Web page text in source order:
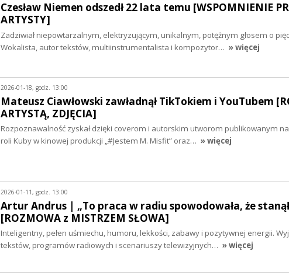
Czesław Niemen odszedł 22 lata temu [WSPOMNIENIE
ARTYSTY]
Zadziwiał niepowtarzalnym, elektryzującym, unikalnym, potężnym głosem o
Wokalista, autor tekstów, multiinstrumentalista i kompozytor… » więcej
2026-01-18, godz. 13:00
Mateusz Ciawłowski zawładnął TikTokiem i YouTubem
ARTYSTĄ, ZDJĘCIA]
Rozpoznawalność zyskał dzięki coverom i autorskim utworom publikowanym
roli Kuby w kinowej produkcji „#Jestem M. Misfit” oraz… » więcej
2026-01-11, godz. 13:00
Artur Andrus | „To praca w radiu spowodowała, że
[ROZMOWA z MISTRZEM SŁOWA]
Inteligentny, pełen uśmiechu, humoru, lekkości, zabawy i pozytywnej energii.
tekstów, programów radiowych i scenariuszy telewizyjnych… » więcej